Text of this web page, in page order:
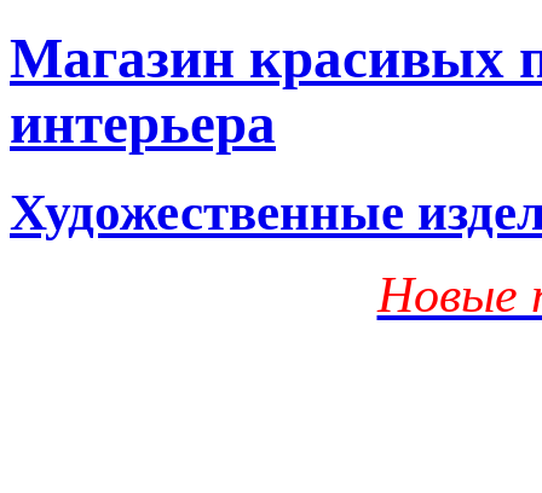
Магазин красивых
интерьера
Художественные
Новые